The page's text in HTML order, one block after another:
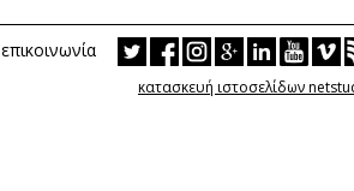
επικοινωνία
κατασκευή ιστοσελίδων